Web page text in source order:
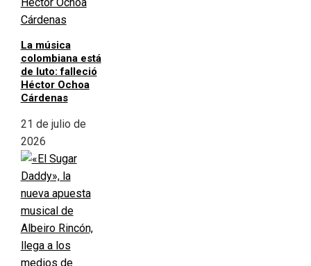
La música
colombiana está
de luto: falleció
Héctor Ochoa
Cárdenas
21 de julio de
2026